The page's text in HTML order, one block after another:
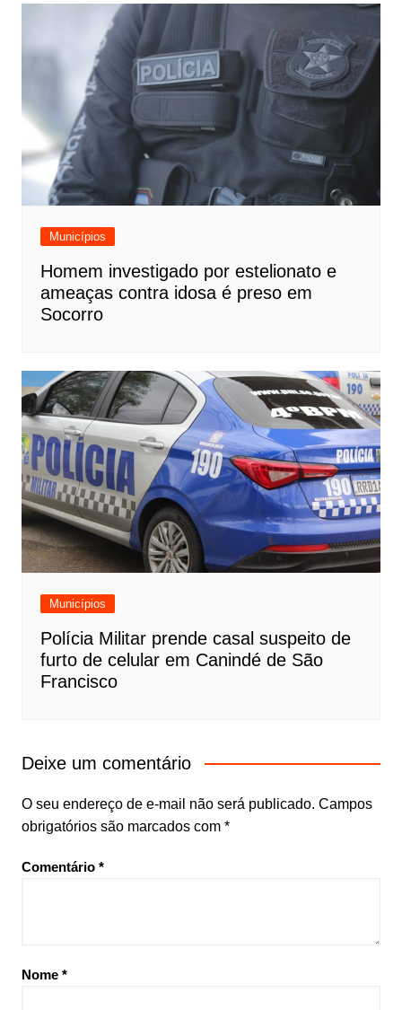
Municípios
Homem investigado por estelionato e
ameaças contra idosa é preso em
Socorro
Municípios
Polícia Militar prende casal suspeito de
furto de celular em Canindé de São
Francisco
Deixe um comentário
O seu endereço de e-mail não será publicado. Campos
obrigatórios são marcados com *
Comentário *
Nome *